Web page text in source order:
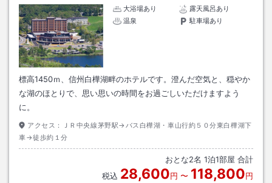
大浴場あり
露天風呂あり
温泉
駐車場あり
標高1450ｍ、信州白樺湖畔のホテルです。澄んだ空気と、穏やか
な湖のほとりで、思い思いの時間をお過ごしいただけますよう
に。
アクセス：
ＪＲ中央線茅野駅→バス白樺湖・車山行約５０分東白樺湖下
車→徒歩約１分
おとな2名 1泊1部屋 合計
税込 28,600円 〜 118,800円